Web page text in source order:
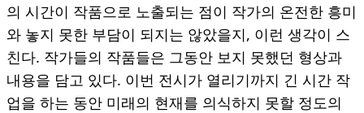
의 시간이 작품으로 노출되는 점이 작가의 온전한 흥미
와 놓지 못한 부담이 되지는 않았을지, 이런 생각이 스
친다. 작가들의 작품들은 그동안 보지 못했던 형상과
내용을 담고 있다. 이번 전시가 열리기까지 긴 시간 작
업을 하는 동안 미래의 현재를 의식하지 못할 정도의